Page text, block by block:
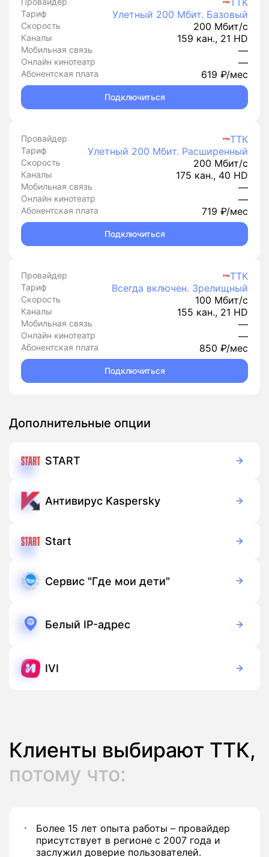
ТТК
Тариф Улетный 200 Мбит. Базовый
Скорость 200 Мбит/с
Каналы 159 кан., 21 HD
Мобильная связь —
Онлайн кинотеатр —
Абонентская плата 619 ₽/мес
Подключиться
Провайдер ТТК
Тариф Улетный 200 Мбит. Расширенный
Скорость 200 Мбит/с
Каналы 175 кан., 40 HD
Мобильная связь —
Онлайн кинотеатр —
Абонентская плата 719 ₽/мес
Подключиться
Провайдер ТТК
Тариф Всегда включен. Зрелищный
Скорость 100 Мбит/с
Каналы 155 кан., 21 HD
Мобильная связь —
Онлайн кинотеатр —
Абонентская плата 850 ₽/мес
Подключиться
Дополнительные опции
START
Антивирус Kaspersky
Start
Сервис "Где мои дети"
Белый IP-адрес
IVI
Клиенты выбирают ТТК,
потому что:
Более 15 лет опыта работы – провайдер
присутствует в регионе с 2007 года и
заслужил доверие пользователей.